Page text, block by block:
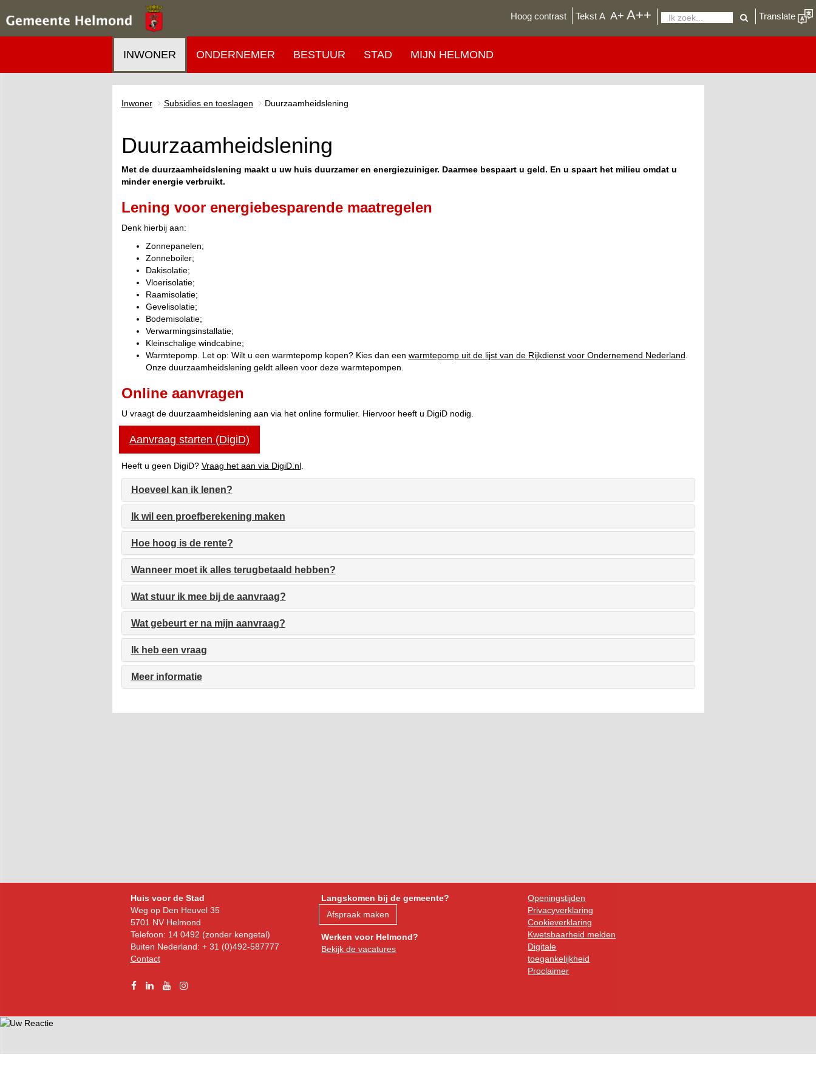
Hoog contrast
De
Tekst A A+ A++ Zoeken
Translate
INWONER ONDERNEMER BESTUUR STAD MIJN HELMOND
Inwoner Subsidies en toeslagen Duurzaamheidslening
Duurzaamheidslening
Met de duurzaamheidslening maakt u uw huis duurzamer en energiezuiniger. Daarmee bespaart u geld. En u spaart het milieu omdat u
minder energie verbruikt.
Lening voor energiebesparende maatregelen
Denk hierbij aan:
Zonnepanelen;
Zonneboiler;
Dakisolatie;
Vloerisolatie;
Raamisolatie;
Gevelisolatie;
Bodemisolatie;
Verwarmingsinstallatie;
Kleinschalige windcabine;
Warmtepomp. Let op: Wilt u een warmtepomp kopen? Kies dan een warmtepomp uit de lijst van de Rijkdienst voor Ondernemend Nederland
Onze duurzaamheidslening geldt alleen voor deze warmtepompen.
Online aanvragen
U vraagt de duurzaamheidslening aan via het online formulier. Hiervoor heeft u DigiD nodig.
Aanvraag starten (DigiD)
Heeft u geen DigiD? Vraag het aan via DigiD.nl.
Hoeveel kan ik lenen?
Ik wil een proefberekening maken
Hoe hoog is de rente?
Wanneer moet ik alles terugbetaald hebben?
Wat stuur ik mee bij de aanvraag?
Wat gebeurt er na mijn aanvraag?
Ik heb een vraag
Meer informatie
Bezoekadres
Huis voor de Stad
Weg op Den Heuvel 35
5701 NV Helmond
Telefoon: 14 0492 (zonder kengetal)
Buiten Nederland: + 31 (0)492-587777
Contact
Facebook
LinkedinYouTubeInstagram
Langskomen bij de gemeente?
Afspraak maken
Werken voor Helmond?
Bekijk de vacatures
Openingstijden
Privacyverklaring
Cookieverklaring
Kwetsbaarheid melden
Digitale
toegankelijkheid
Proclaimer